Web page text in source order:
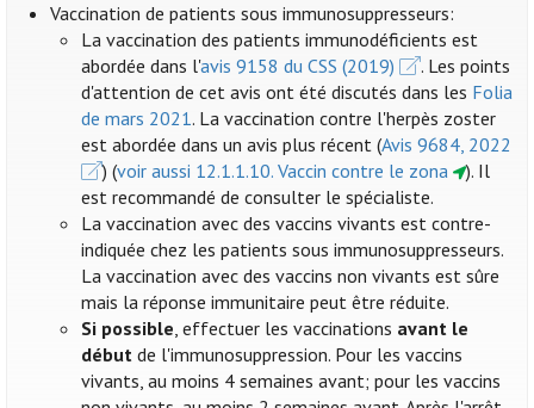
Vaccination de patients sous immunosuppresseurs:
La vaccination des patients immunodéficients est
abordée dans l'avis 9158 du CSS (2019)
. Les points
d'attention de cet avis ont été discutés dans les Folia
de mars 2021. La vaccination contre l'herpès zoster
est abordée dans un avis plus récent (Avis 9684, 2022
) (voir aussi 12.1.1.10. Vaccin contre le zona
). Il
est recommandé de consulter le spécialiste.
La vaccination avec des vaccins vivants est contre-
indiquée chez les patients sous immunosuppresseurs.
La vaccination avec des vaccins non vivants est sûre
mais la réponse immunitaire peut être réduite.
Si possible, effectuer les vaccinations avant le
début de l'immunosuppression. Pour les vaccins
vivants, au moins 4 semaines avant; pour les vaccins